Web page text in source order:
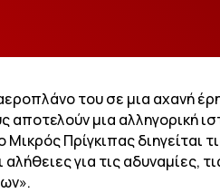
του σε μια αχανή
αποτελούν μια αλληγορική
Μικρός Πρίγκιπας
για τις αδυναμίες,